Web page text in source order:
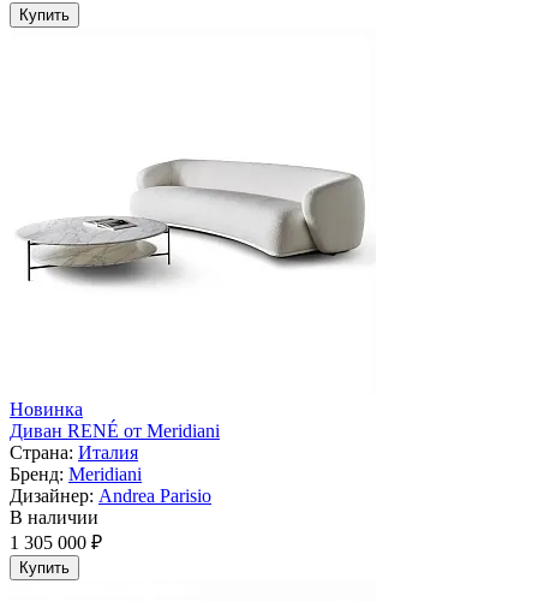
Купить
Новинка
Диван RENÉ от Meridiani
Страна: Италия
Бренд: Meridiani
Дизайнер: Andrea Parisio
В наличии
1 305 000 ₽
Купить